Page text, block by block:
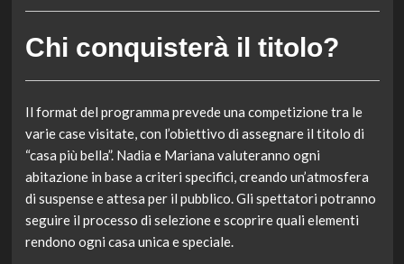
Chi conquisterà il titolo?
Il format del programma prevede una competizione tra le
varie case visitate, con l’obiettivo di assegnare il titolo di
“casa più bella”. Nadia e Mariana valuteranno ogni
abitazione in base a criteri specifici, creando un’atmosfera
di suspense e attesa per il pubblico. Gli spettatori potranno
seguire il processo di selezione e scoprire quali elementi
rendono ogni casa unica e speciale.